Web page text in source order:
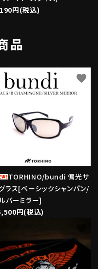
円(税込)
品
TORHINO/bundi 偏光サ
ラス[ベーシックシャンパン/
バーミラー]
円(税込)
favorite